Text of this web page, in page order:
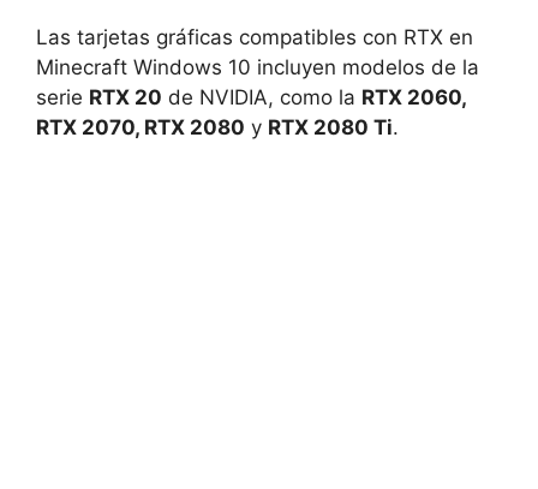
Las tarjetas ‌gráficas ⁣compatibles con RTX en
Minecraft Windows ​10 incluyen ​modelos de la
serie RTX 20 ‌de NVIDIA, como ⁢la RTX 2060,
RTX 2070, RTX 2080 y RTX 2080⁣ Ti.